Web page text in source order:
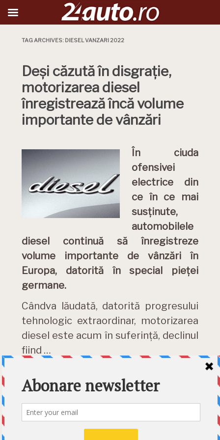
TAG ARCHIVES: DIESEL VANZARI 2022
Deși căzută în disgrație,
motorizarea diesel
înregistrează încă volume
importante de vânzări
În ciuda
ofensivei
electrice din
ce în ce mai
susținute,
automobilele
diesel continuă să înregistreze
volume importante de vânzări în
Europa, datorită în special pieței
germane.
Cândva lăudată, datorită progresului
tehnologic extraordinar, motorizarea
diesel este acum în suferință, declinul
fiind …
Category:Cele mai noi stiri Etichete: auto,diesel
vanzari 2022,motor diesel,vanzari auto